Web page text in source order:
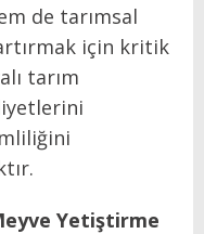
de tarımsal
için kritik
tarım
Yetiştirme